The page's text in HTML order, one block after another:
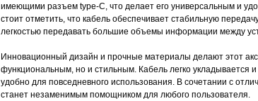
имеющими разъем type-C, что делает его универсальным и
стоит отметить, что кабель обеспечивает стабильную
легкостью передавать большие объемы информации между
Инновационный дизайн и прочные материалы делают этот
функциональным, но и стильным. Кабель легко укладывается
удобно для повседневного использования. В сочетании с
станет незаменимым помощником для любого пользователя.